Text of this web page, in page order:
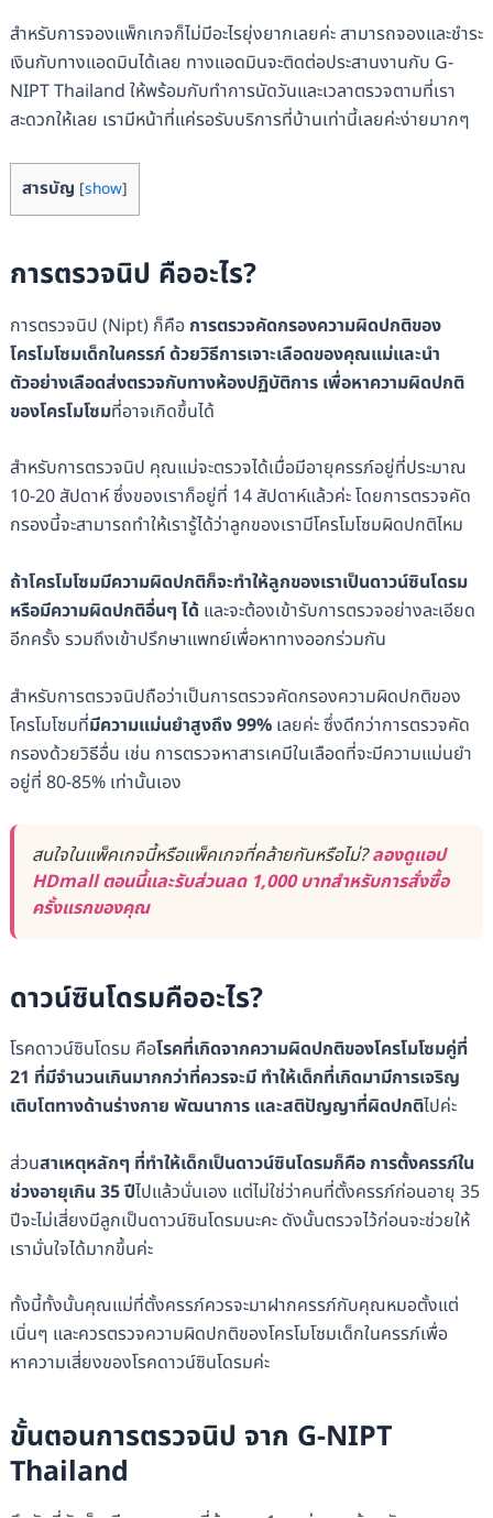
สำหรับการจองแพ็กเกจก็ไม่มีอะไรยุ่งยากเลยค่ะ สามารถจองและชำระ
เงินกับทางแอดมินได้เลย ทางแอดมินจะติดต่อประสานงานกับ G-
NIPT Thailand ให้พร้อมกับทำการนัดวันและเวลาตรวจตามที่เรา
สะดวกให้เลย เรามีหน้าที่แค่รอรับบริการที่บ้านเท่านี้เลยค่ะง่ายมากๆ
สารบัญ [show]
การตรวจนิป คืออะไร?
การตรวจนิป (Nipt) ก็คือ การตรวจคัดกรองความผิดปกติของ
โครโมโซมเด็กในครรภ์ ด้วยวิธีการเจาะเลือดของคุณแม่และนำ
ตัวอย่างเลือดส่งตรวจกับทางห้องปฏิบัติการ เพื่อหาความผิดปกติ
ของโครโมโซมที่อาจเกิดขึ้นได้
สำหรับการตรวจนิป คุณแม่จะตรวจได้เมื่อมีอายุครรภ์อยู่ที่ประมาณ
10-20 สัปดาห์ ซึ่งของเราก็อยู่ที่ 14 สัปดาห์แล้วค่ะ โดยการตรวจคัด
กรองนี้จะสามารถทำให้เรารู้ได้ว่าลูกของเรามีโครโมโซมผิดปกติไหม
ถ้าโครโมโซมมีความผิดปกติก็จะทำให้ลูกของเราเป็นดาวน์ซินโดรม
หรือมีความผิดปกติอื่นๆ ได้และจะต้องเข้ารับการตรวจอย่างละเอียด
อีกครั้ง รวมถึงเข้าปรึกษาแพทย์เพื่อหาทางออกร่วมกัน
สำหรับการตรวจนิปถือว่าเป็นการตรวจคัดกรองความผิดปกติของ
โครโมโซมที่มีความแม่นยำสูงถึง 99%เลยค่ะ ซึ่งดีกว่าการตรวจคัด
กรองด้วยวิธีอื่น เช่น การตรวจหาสารเคมีในเลือดที่จะมีความแม่นยำ
อยู่ที่ 80-85% เท่านั้นเอง
สนใจในแพ็คเกจนี้หรือแพ็คเกจที่คล้ายกันหรือไม่?ลองดูแอป
HDmall ตอนนี้และรับส่วนลด 1,000 บาทสำหรับการสั่งซื้อ
ครั้งแรกของคุณ
ดาวน์ซินโดรมคืออะไร?
โรคดาวน์ซินโดรม คือโรคที่เกิดจากความผิดปกติของโครโมโซมคู่ที่
21 ที่มีจำนวนเกินมากกว่าที่ควรจะมี ทำให้เด็กที่เกิดมามีการเจริญ
เติบโตทางด้านร่างกาย พัฒนาการ และสติปัญญาที่ผิดปกติไปค่ะ
ส่วนสาเหตุหลักๆ ที่ทำให้เด็กเป็นดาวน์ซินโดรมก็คือ การตั้งครรภ์ใน
ช่วงอายุเกิน 35 ปีไปแล้วนั่นเอง แต่ไม่ใช่ว่าคนที่ตั้งครรภ์ก่อนอายุ 35
ปีจะไม่เสี่ยงมีลูกเป็นดาวน์ซินโดรมนะคะ ดังนั้นตรวจไว้ก่อนจะช่วยให้
เรามั่นใจได้มากขึ้นค่ะ
ทั้งนี้ทั้งนั้นคุณแม่ที่ตั้งครรภ์ควรจะมาฝากครรภ์กับคุณหมอตั้งแต่
เนิ่นๆ และควรตรวจความผิดปกติของโครโมโซมเด็กในครรภ์เพื่อ
หาความเสี่ยงของโรคดาวน์ซินโดรมค่ะ
ขั้นตอนการตรวจนิป จาก G-NIPT
Thailand